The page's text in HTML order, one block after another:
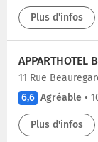
Plus d'infos
11 Rue
6,6 Agréable •
Plus d'infos